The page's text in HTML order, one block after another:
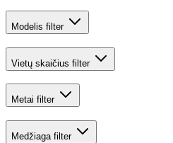
Modelis filter
Vietų skaičius filter
Metai filter
Medžiaga filter